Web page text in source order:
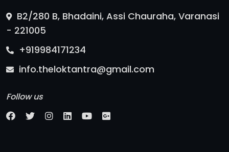
B2/280 B, Bhadaini, Assi Chauraha, Varanasi
- 221005
+919984171234
info.theloktantra@gmail.com
Follow us